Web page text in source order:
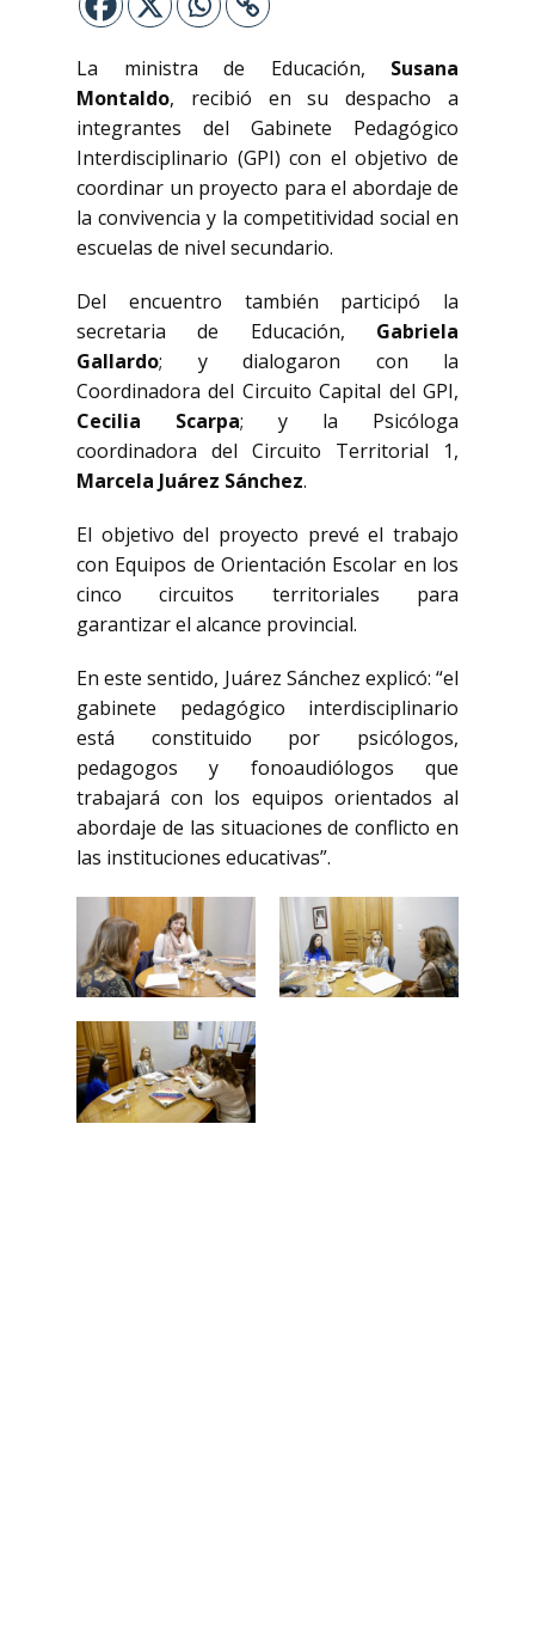
La ministra de Educación, Susana
Montaldo, recibió en su despacho a
integrantes del Gabinete Pedagógico
Interdisciplinario (GPI) con el objetivo de
coordinar un proyecto para el abordaje de
la convivencia y la competitividad social en
escuelas de nivel secundario.
Del encuentro también participó la
secretaria de Educación, Gabriela
Gallardo; y dialogaron con la
Coordinadora del Circuito Capital del GPI,
Cecilia Scarpa; y la Psicóloga
coordinadora del Circuito Territorial 1,
Marcela Juárez Sánchez.
El objetivo del proyecto prevé el trabajo
con Equipos de Orientación Escolar en los
cinco circuitos territoriales para
garantizar el alcance provincial.
En este sentido, Juárez Sánchez explicó: “el
gabinete pedagógico interdisciplinario
está constituido por psicólogos,
pedagogos y fonoaudiólogos que
trabajará con los equipos orientados al
abordaje de las situaciones de conflicto en
las instituciones educativas”.